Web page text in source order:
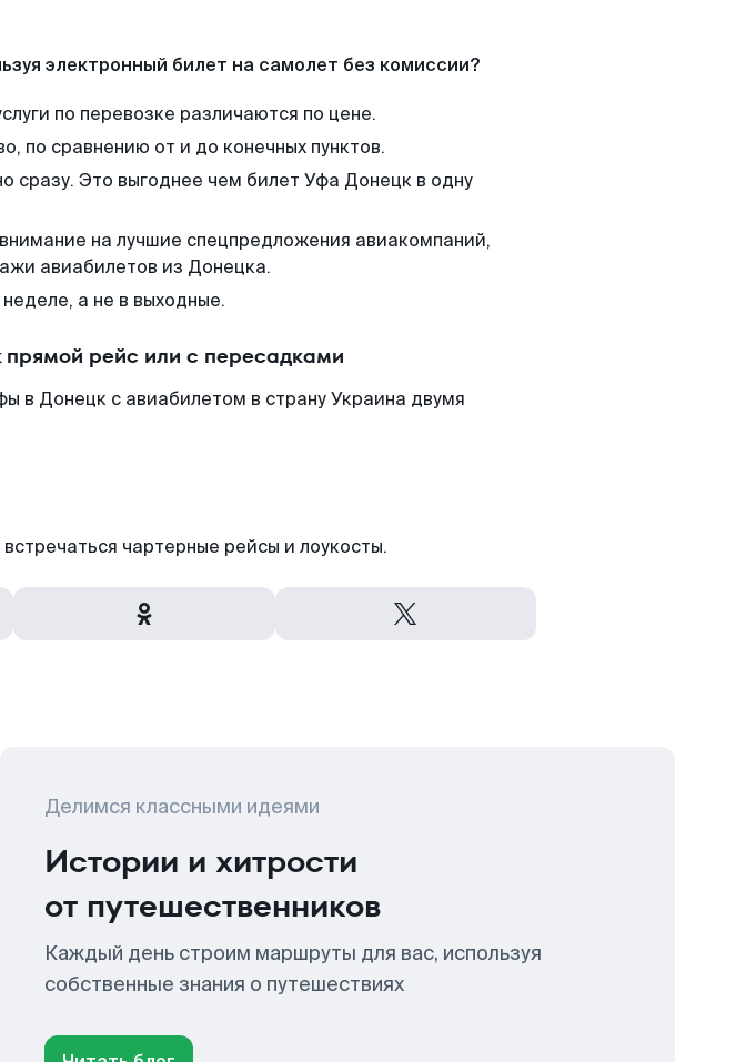
электронный билет на самолет без комиссии?
по перевозке различаются по цене.
по сравнению от и до конечных пунктов.
сразу. Это выгоднее чем билет Уфа Донецк в одну
на лучшие спецпредложения авиакомпаний,
авиабилетов из Донецка.
а не в выходные.
рейс или с пересадками
в Донецк с авиабилетом в страну Украина двумя
чартерные рейсы и лоукосты.
Делимся классными идеями
Истории и хитрости
от путешественников
Каждый день строим маршруты для вас, используя
собственные знания о путешествиях